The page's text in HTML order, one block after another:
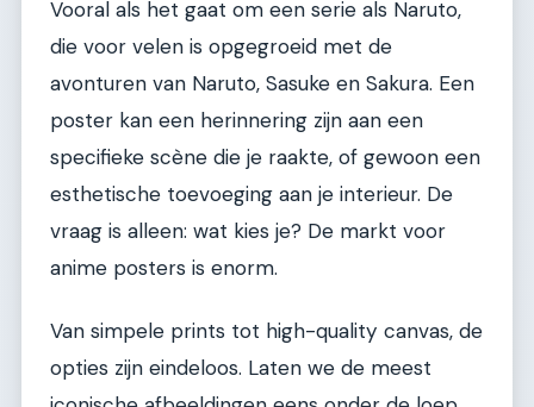
Vooral als het gaat om een serie als Naruto,
die voor velen is opgegroeid met de
avonturen van Naruto, Sasuke en Sakura. Een
poster kan een herinnering zijn aan een
specifieke scène die je raakte, of gewoon een
esthetische toevoeging aan je interieur. De
vraag is alleen: wat kies je? De markt voor
anime posters is enorm.
Van simpele prints tot high-quality canvas, de
opties zijn eindeloos. Laten we de meest